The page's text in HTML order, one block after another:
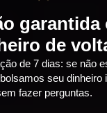
garantida
de
de 7 dias: se não
seu dinheiro
fazer perguntas.